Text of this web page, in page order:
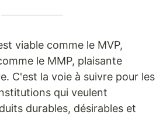
viable comme le MVP,
le MMP, plaisante
C'est la voie à suivre pour les
qui veulent
durables, désirables et